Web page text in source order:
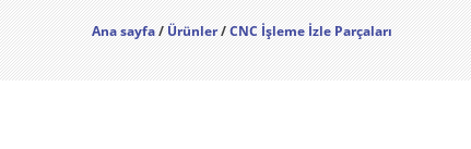
Ana sayfa/Ürünler/CNC İşleme İzle Parçaları